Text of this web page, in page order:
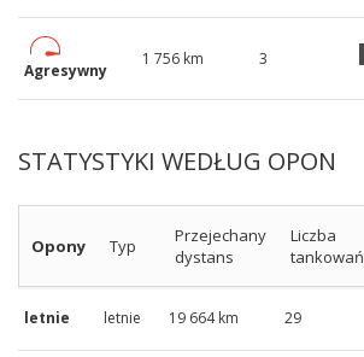
Agresywny
1 756 km 3
STATYSTYKI WEDŁUG OPON
Opony Typ
Przejechany
dystans
Liczba
tankowań
letnie letnie 19 664 km 29